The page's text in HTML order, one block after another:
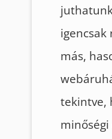
igencsak
más,
tekintve,